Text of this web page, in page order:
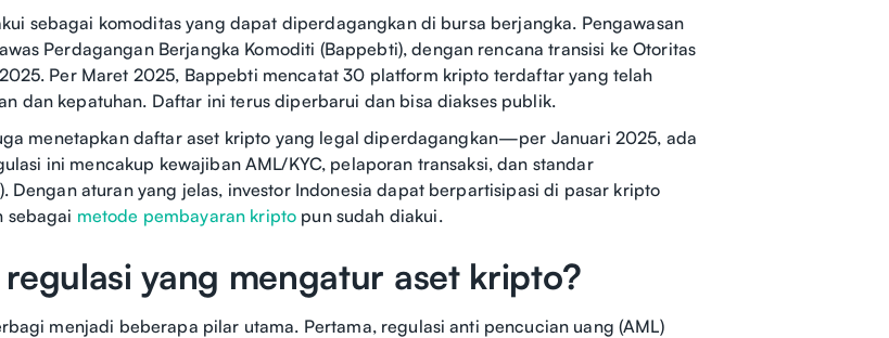
sebagai komoditas yang dapat diperdagangkan di bursa berjangka. Pengawasan
Perdagangan Berjangka Komoditi (Bappebti), dengan rencana transisi ke Otoritas
Per Maret 2025, Bappebti mencatat 30 platform kripto terdaftar yang telah
dan kepatuhan. Daftar ini terus diperbarui dan bisa diakses publik.
menetapkan daftar aset kripto yang legal diperdagangkan—per Januari 2025, ada
ini mencakup kewajiban AML/KYC, pelaporan transaksi, dan standar
Dengan aturan yang jelas, investor Indonesia dapat berpartisipasi di pasar kripto
sebagai metode pembayaran kripto pun sudah diakui.
yang mengatur aset kripto?
menjadi beberapa pilar utama. Pertama, regulasi anti pencucian uang (AML)